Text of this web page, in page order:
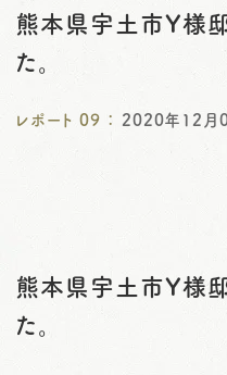
熊本県宇土市Y様
た。
レポート 09 ： 2020年12月
熊本県宇土市Y様邸
た。